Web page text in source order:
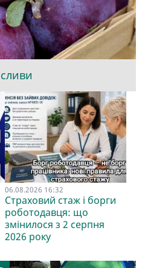
06.08.2026 16:32
Страховий стаж і борги
роботодавця: що
змінилося з 2 серпня
2026 року